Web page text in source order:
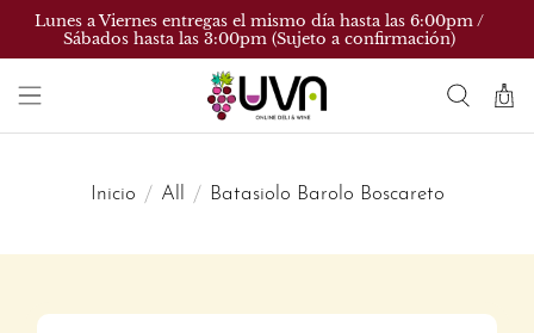
Lunes a Viernes entregas el mismo día hasta las 6:00pm /
Sábados hasta las 3:00pm (Sujeto a confirmación)
Inicio All Batasiolo Barolo Boscareto